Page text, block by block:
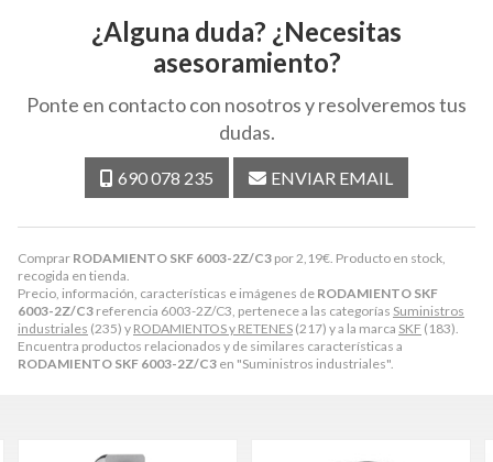
Comprar RODAMIENTO SKF 6003-2Z/C3 por2,19€. Producto en stock,
recogida en tienda.
Precio, información, características e imágenes de RODAMIENTO SKF
6003-2Z/C3 referencia 6003-2Z/C3, pertenece a las categorías Suministros
industriales (235) y RODAMIENTOS y RETENES (217) y a la marca SKF (183).
Encuentra productos relacionados y de similares características a
RODAMIENTO SKF 6003-2Z/C3 en "Suministros industriales".
¿Alguna duda? ¿Necesitas
asesoramiento?
Ponte en contacto con nosotros y resolveremos tus
dudas.
690 078 235 ENVIAR EMAIL